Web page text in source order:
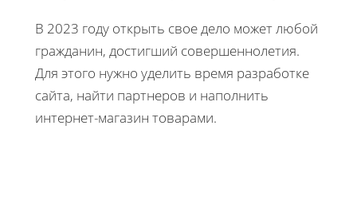
В 2023 году открыть свое дело может любой
гражданин, достигший совершеннолетия.
Для этого нужно уделить время разработке
сайта, найти партнеров и наполнить
интернет-магазин товарами.